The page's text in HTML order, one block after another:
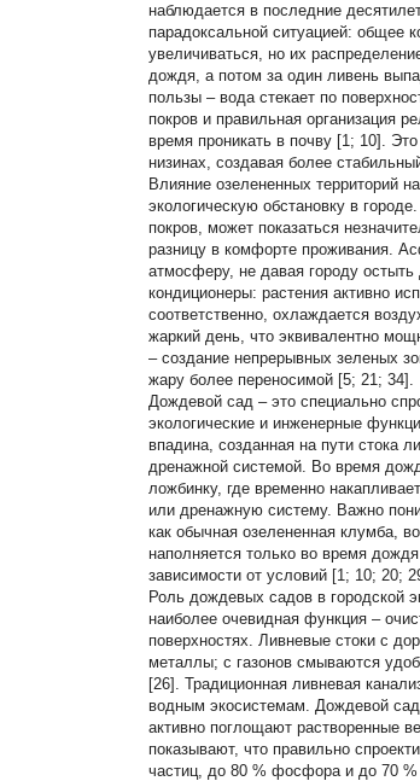
наблюдается в последние
парадоксальной ситуацией: общее
увеличиваться, но их
дождя, а потом за один ливень
пользы – вода стекает по
покров и правильная организация
время проникать в почву [1; 10].
низинах, создавая более
Влияние озелененных территорий
экологическую обстановку в
покров, может показаться
разницу в комфорте проживания.
атмосферу, не давая городу
кондиционеры: растения активно
соответственно, охлаждается
жаркий день, что эквивалентно
– создание непрерывных зеленых
жару более переносимой [5; 21; 34].
Дождевой сад – это специально
экологические и инженерные
впадина, созданная на пути стока
дренажной системой. Во время
ложбинку, где временно
или дренажную систему. Важно
как обычная озелененная клумба,
наполняется только во время
зависимости от условий [1; 10; 20;
Роль дождевых садов в городской
наиболее очевидная функция –
поверхностях. Ливневые стоки с
металлы; с газонов смываются
[26]. Традиционная ливневая
водным экосистемам. Дождевой сад
активно поглощают растворенные
показывают, что правильно
частиц, до 80 % фосфора и до 70